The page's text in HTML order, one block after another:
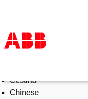
Products & Solutions
Industries
Čeština
Chinese